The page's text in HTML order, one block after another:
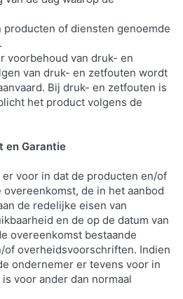
of diensten genoemde
van druk- en
van druk- en zetfouten wordt
Bij druk- en zetfouten is
het product volgens de
en Garantie
voor in dat de producten en/of
de in het aanbod
de redelijke eisen van
en de op de datum van
overeenkomst bestaande
overheidsvoorschriften. Indien
ondernemer er tevens voor in
voor ander dan normaal